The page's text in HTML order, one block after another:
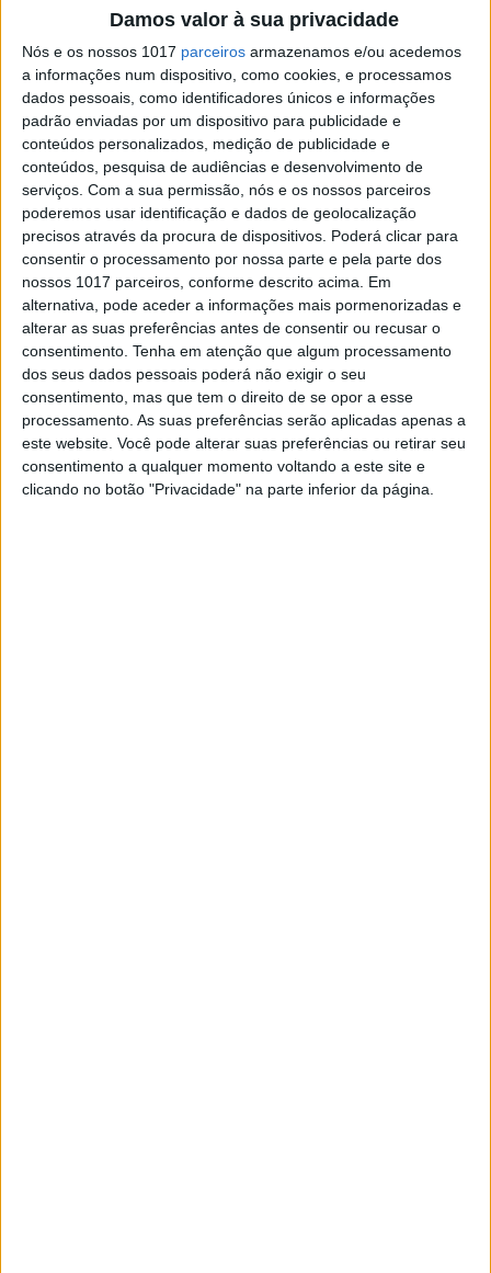
Damos valor à sua privacidade
Nós e os nossos 1017 parceiros armazenamos e/ou acedemos
a informações num dispositivo, como cookies, e processamos
dados pessoais, como identificadores únicos e informações
padrão enviadas por um dispositivo para publicidade e
conteúdos personalizados, medição de publicidade e
conteúdos, pesquisa de audiências e desenvolvimento de
serviços. Com a sua permissão, nós e os nossos parceiros
poderemos usar identificação e dados de geolocalização
precisos através da procura de dispositivos. Poderá clicar para
consentir o processamento por nossa parte e pela parte dos
nossos 1017 parceiros, conforme descrito acima. Em
alternativa, pode aceder a informações mais pormenorizadas e
alterar as suas preferências antes de consentir ou recusar o
consentimento. Tenha em atenção que algum processamento
dos seus dados pessoais poderá não exigir o seu
consentimento, mas que tem o direito de se opor a esse
processamento. As suas preferências serão aplicadas apenas a
este website. Você pode alterar suas preferências ou retirar seu
consentimento a qualquer momento voltando a este site e
clicando no botão "Privacidade" na parte inferior da página.
Apenúltima etapadoAbu Dhabi Desert
Challengedisputou-se esta quarta-feira num
troço de194 kmrealizados ao cronómetro em
torno deQasr Al Sarab
Desta vez, foiLuciano Benavides quem mais
brilhou. Partindo da11.ªposição, o argentino
liderou desde o início eaguentou a pressão
de Toby Pricena fase final para vencer com
32 segundosde vantagem sobre o
australiano.
Pablo Quintanillachegou a rodar próximo do
ritmo de Benavides mas o chileno viria a
registar o3.º melhor tempo. O piloto da
Honda fez uma excelente “operação” na
classificação geral pois aproximou-se muito do
líderSam Sunderland , hoje apenas9.º